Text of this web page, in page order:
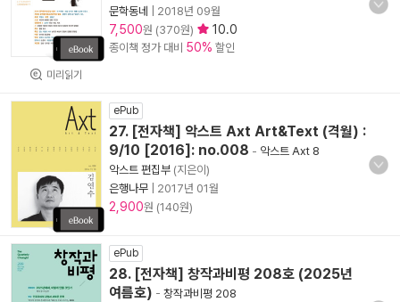
미리읽기
문학동네
2018년 09월
7,500원 (370원) 10.0
종이책 정가 대비 50% 할인
ePub
27. [전자책] 악스트 Axt Art&Text (격월) :
9/10 [2016]: no.008 - 악스트 Axt 8
악스트 편집부 (지은이)
은행나무
2017년 01월
2,900원 (140원)
ePub
28. [전자책] 창작과비평 208호 (2025년
여름호) - 창작과비평 208